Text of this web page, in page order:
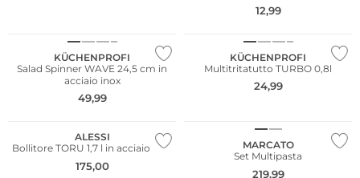
12,99
KÜCHENPROFI
Salad Spinner WAVE 24,5 cm in
acciaio inox
49,99
KÜCHENPROFI
Multitritatutto TURBO 0,8l
24,99
ALESSI
Bollitore TORU 1,7 l in acciaio inox
175,00
MARCATO
Set Multipasta
219,99